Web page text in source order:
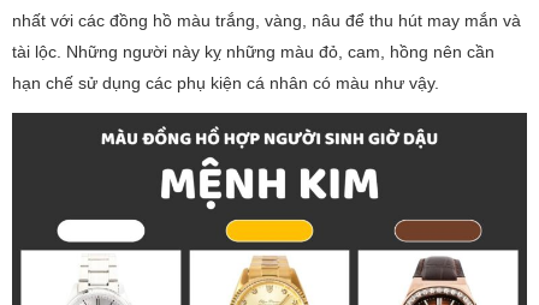
nhất với các đồng hồ màu trắng, vàng, nâu để thu hút may mắn và
tài lộc. Những người này kỵ những màu đỏ, cam, hồng nên cần
hạn chế sử dụng các phụ kiện cá nhân có màu như vậy.